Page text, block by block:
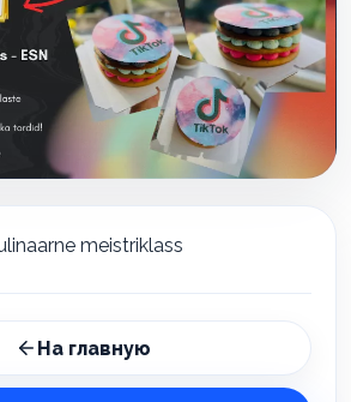
meistriklass
На главную